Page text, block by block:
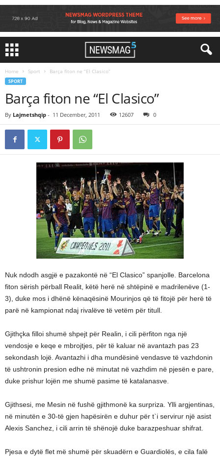
Home Sport Barça fiton ne “El Clasico”
SPORT
Barça fiton ne “El Clasico”
By Lajmetshqip - 11 December, 2011 12607 0
Nuk ndodh asgjë e pazakontë në “El Clasico” spanjolle. Barcelona
fiton sërish përball Realit, këtë herë në shtëpinë e madrilenëve (1-
3), duke mos i dhënë kënaqësinë Mourinjos që të fitojë për herë të
parë në kampionat ndaj rivalëve të vetëm për titull.
Gjithçka filloi shumë shpejt për Realin, i cili përfiton nga një
vendosje e keqe e mbrojtjes, për të kaluar në avantazh pas 23
sekondash lojë. Avantazhi i dha mundësinë vendasve të vazhdonin
të ushtronin presion edhe në minutat në vazhdim në pjesën e pare,
duke prishur lojën me shumë pasime të katalanasve.
Gjithsesi, me Mesin në fushë gjithmonë ka surpriza. Ylli argjentinas,
në minutën e 30-të gjen hapësirën e duhur për t`i servirur një asist
Alexis Sanchez, i cili arrin të shënojë duke barazpeshuar shifrat.
Pjesa e dytë flet më shumë për skuadërn e Guardiolës, e cila falë